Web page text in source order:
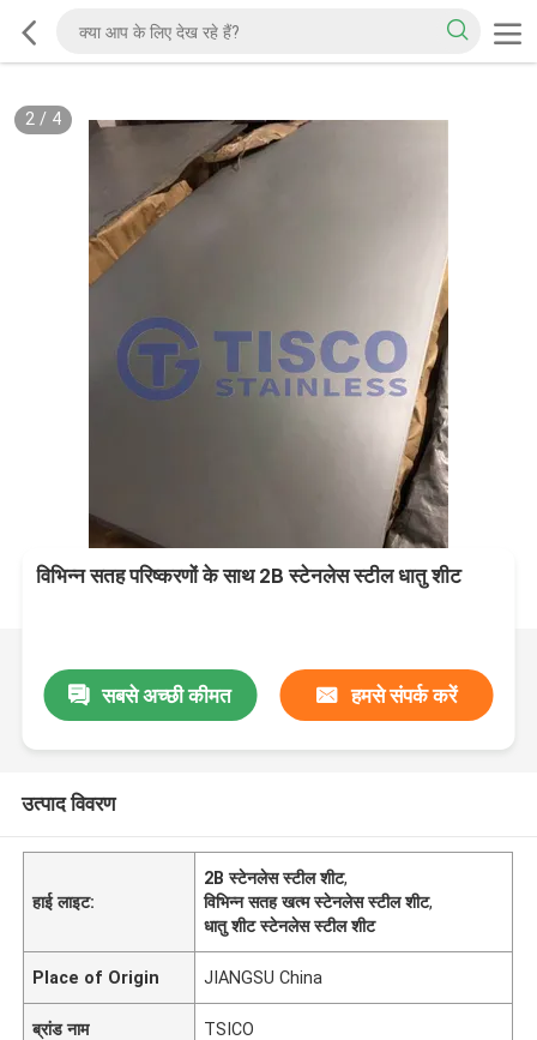
2/ 4
विभिन्न सतह परिष्करणों के साथ 2B स्टेनलेस स्टील धातु शीट
सबसे अच्छी कीमत हमसे संपर्क करें
उत्पाद विवरण
हाई लाइट:
2B स्टेनलेस स्टील शीट,
विभिन्न सतह खत्म स्टेनलेस स्टील शीट,
धातु शीट स्टेनलेस स्टील शीट
Place of Origin JIANGSU China
ब्रांड नाम TSICO